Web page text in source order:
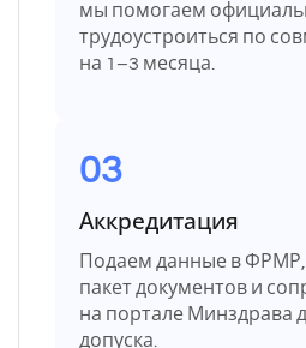
мы помогаем
трудоустроиться по
на 1–3 месяца.
03
Аккредитация
Подаем данные в
пакет документов и
на портале Минздрава
допуска.